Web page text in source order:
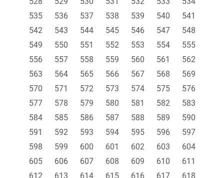
535
536 537 538 539 540
541
542
543 544 545 546 547
548
549
550 551 552 553 554
555
556
557 558 559 560 561
562
563
564 565 566 567 568
569
570
571 572 573 574 575
576
577
578 579 580 581 582
583
584
585 586 587 588 589
590
591
592 593 594 595 596
597
598
599 600 601 602 603
604
605
606 607 608 609 610
611
612
613 614 615 616 617
618